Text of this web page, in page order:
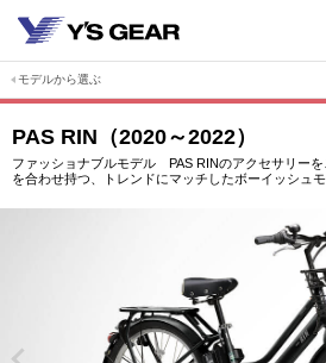
モデルから選ぶ
PAS RIN（2020～2022）
ファッショナブルモデル PAS RINのアクセサリー
を合わせ持つ、トレンドにマッチしたボーイッシュ